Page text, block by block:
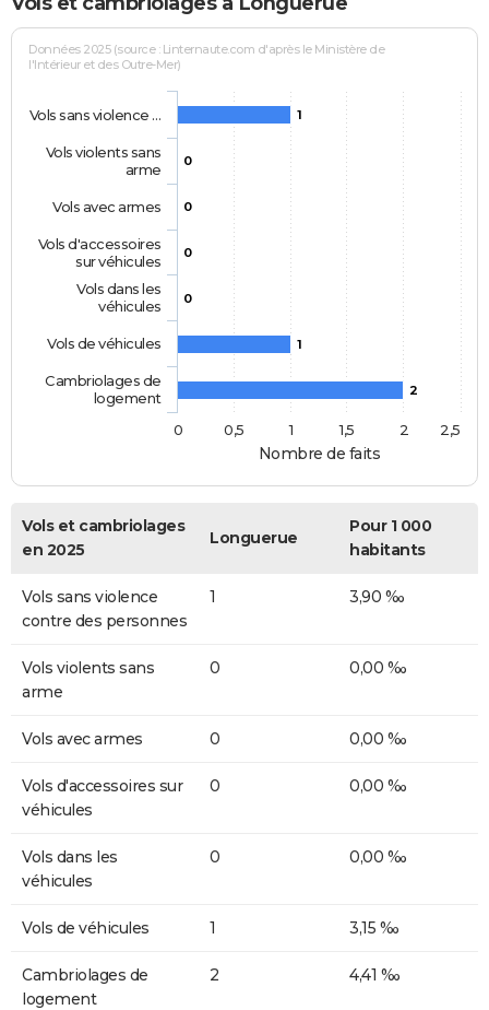
Nombre de faits
Données 2025 (source : Linternaute.com d'après le Ministère de
l'Intérieur et des Outre-Mer)
1
0
0
0
0
1
2
Vols sans violence …
Vols violents sans
arme
Vols avec armes
Vols d'accessoires
sur véhicules
Vols dans les
véhicules
Vols de véhicules
Cambriolages de
logement
0
0,5 1 1,5 2 2,5
Vols et cambriolages
en 2025
Longuerue
Pour 1 000
habitants
Vols sans violence
contre des personnes
1 3,90 ‰
Vols violents sans
arme
0 0,00 ‰
Vols avec armes 0 0,00 ‰
Vols d'accessoires sur
véhicules
0 0,00 ‰
Vols dans les
véhicules
0 0,00 ‰
Vols de véhicules 1 3,15 ‰
Cambriolages de
logement
2 4,41 ‰